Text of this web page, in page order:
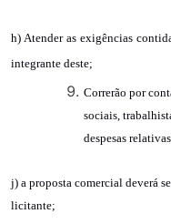
h) Atender as exigências
integrante deste;
Correrão por
sociais,
despesas
j) a proposta comercial deverá
licitante;